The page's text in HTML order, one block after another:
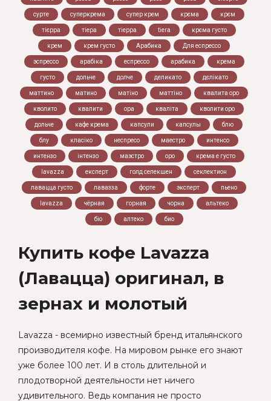
сурте cуперкрема супер крем крєма крєм
тієрра тіера тіерра tiera крєма густо
крем крем густо Арабика Для еспрессо
эспрессо арабіка еспрессо арабика крема
густо дольче долче деликато дєлікато
маттино матино матіно маттіно квалита оро
кволито квалити ора кваліта кволити оро
дольче кафе крема капсули капсулы блю
блу класіко неспресо маестро интенсо
интензо інтензо маэстро оро крема е густо
lavazza експерт голд селекшен секлектион
лавацца густо лавазза форте эксперт пьено
lavazza чёрная горная чорна альтеко
біо алтеко био
Купить кофе Lavazza
(Лавацца) оригинал, в
зернах и молотый
Lavazza - всемирно известный бренд итальянского
производителя кофе. На мировом рынке его знают
уже более 100 лет. И в столь длительной и
плодотворной деятельности нет ничего
удивительного. Ведь компания не просто